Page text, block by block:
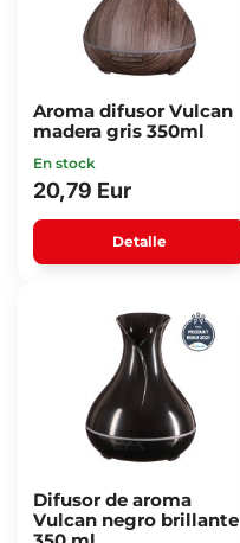
Aroma difusor Vulcan
madera gris 350ml
En stock
20,79 Eur
Detalle
Difusor de aroma
Vulcan negro brillante